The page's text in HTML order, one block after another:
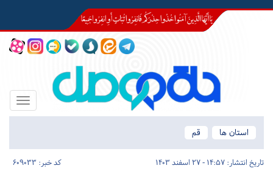
Toggle
استان ها
قم
تاریخ انتشار: 14:57 - 27 اسفند 1403 کد خبر: 609033